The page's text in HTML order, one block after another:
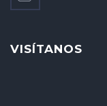
VISÍTANOS